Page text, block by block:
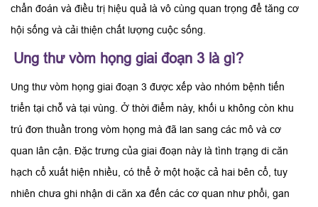
chẩn đoán và điều trị hiệu quả là vô cùng quan trọng để tăng cơ
hội sống và cải thiện chất lượng cuộc sống.
Ung thư vòm họng giai đoạn 3 là gì?
Ung thư vòm họng giai đoạn 3 được xếp vào nhóm bệnh tiến
triển tại chỗ và tại vùng. Ở thời điểm này, khối u không còn khu
trú đơn thuần trong vòm họng mà đã lan sang các mô và cơ
quan lân cận. Đặc trưng của giai đoạn này là tình trạng di căn
hạch cổ xuất hiện nhiều, có thể ở một hoặc cả hai bên cổ, tuy
nhiên chưa ghi nhận di căn xa đến các cơ quan như phổi, gan